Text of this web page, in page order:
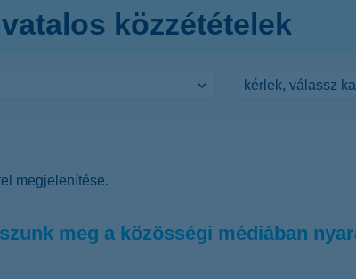
közzétételek
megjelenítése.
meg a közösségi médiában